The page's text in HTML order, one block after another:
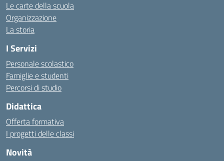
Le carte della scuola
Organizzazione
La storia
I Servizi
Personale scolastico
Famiglie e studenti
Percorsi di studio
Didattica
Offerta formativa
I progetti delle classi
Novità